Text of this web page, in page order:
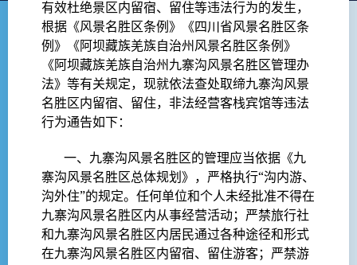
有效杜绝景区内留宿、留住等违法行为的发生，
根据《风景名胜区条例》《四川省风景名胜区条
例》《阿坝藏族羌族自治州风景名胜区条例》
《阿坝藏族羌族自治州九寨沟风景名胜区管理办
法》等有关规定，现就依法查处取缔九寨沟风景
名胜区内留宿、留住，非法经营客栈宾馆等违法
行为通告如下：
一、九寨沟风景名胜区的管理应当依据《九
寨沟风景名胜区总体规划》，严格执行“沟内游、
沟外住”的规定。任何单位和个人未经批准不得在
九寨沟风景名胜区内从事经营活动；严禁旅行社
和九寨沟风景名胜区内居民通过各种途径和形式
在九寨沟风景名胜区内留宿、留住游客；严禁游